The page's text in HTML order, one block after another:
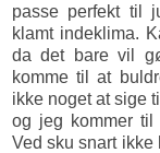
passe perfekt til
klamt indeklima.
da det bare vil
komme til at
ikke noget at sige
og jeg kommer
Ved sku snart ikke